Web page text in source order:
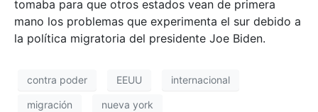
tomaba para que otros estados vean de primera
mano los problemas que experimenta el sur debido a
la política migratoria del presidente Joe Biden.
contra poder EEUU internacional
migración nueva york